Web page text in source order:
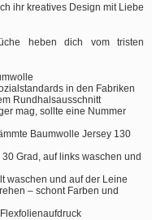
ihr kreatives Design mit Liebe
heben dich vom tristen
in den Fabriken
Rundhalsausschnitt
mag, sollte eine Nummer
Baumwolle Jersey 130
Grad, auf links waschen und
waschen und auf der Leine
– schont Farben und